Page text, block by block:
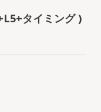
タイミング )